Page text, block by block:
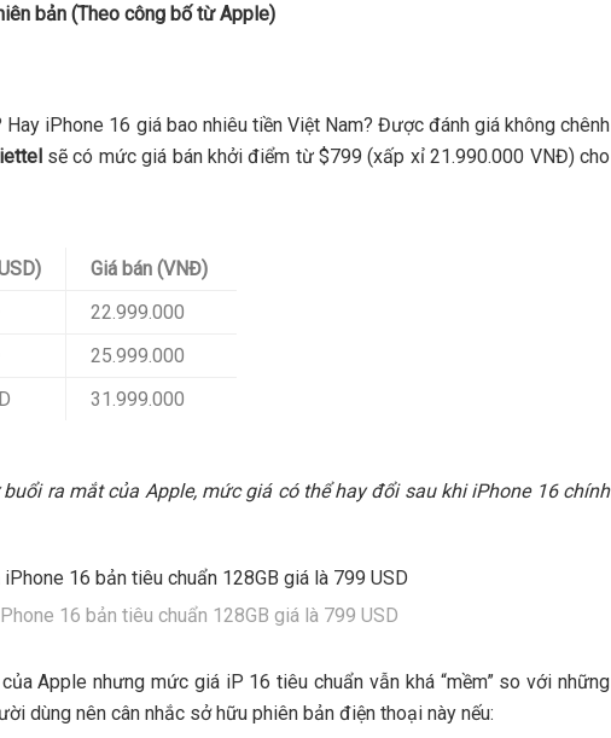
bản (Theo công bố từ Apple)
iPhone 16 giá bao nhiêu tiền Việt Nam? Được đánh giá không chênh
sẽ có mức giá bán khởi điểm từ $799 (xấp xỉ 21.990.000 VNĐ) cho
Giá bán (VNĐ)
22.999.000
25.999.000
31.999.000
ra mắt của Apple, mức giá có thể hay đổi sau khi iPhone 16 chính
16 bản tiêu chuẩn 128GB giá là 799 USD
Apple nhưng mức giá iP 16 tiêu chuẩn vẫn khá “mềm” so với những
dùng nên cân nhắc sở hữu phiên bản điện thoại này nếu: